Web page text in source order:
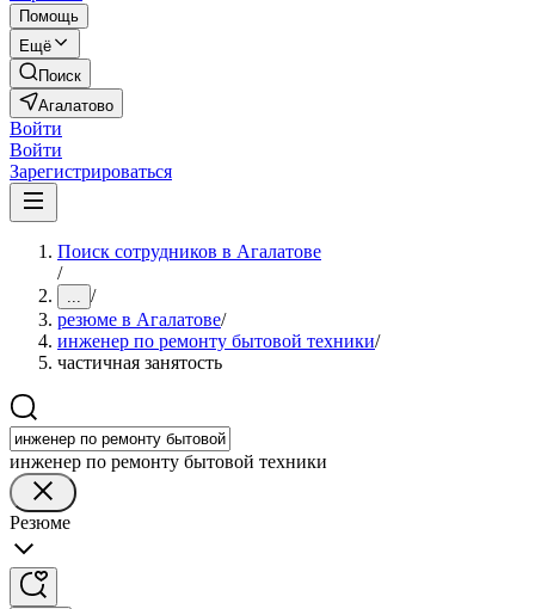
Помощь
Ещё
Поиск
Агалатово
Войти
Войти
Зарегистрироваться
Поиск сотрудников в Агалатове
/
... /
резюме в Агалатове/
инженер по ремонту бытовой техники/
частичная занятость
инженер по ремонту бытовой техники
Резюме